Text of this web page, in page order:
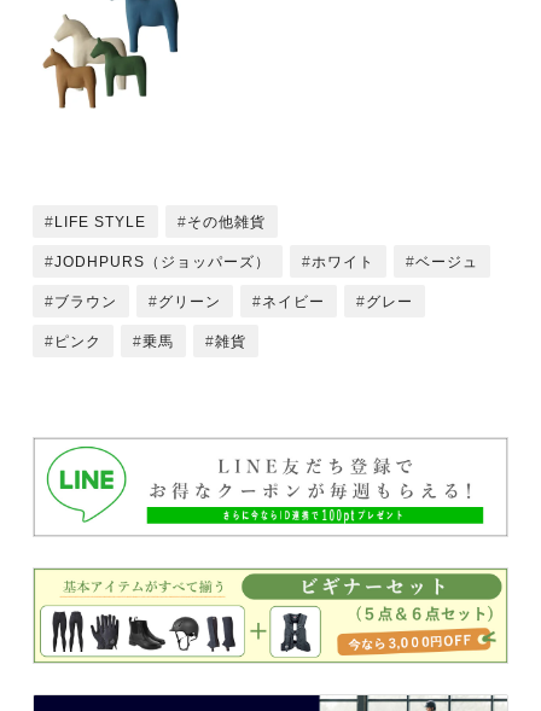
LIFE STYLE その他雑貨
JODHPURS（ジョッパーズ） ホワイト ベージュ
ブラウン グリーン ネイビー グレー
ピンク 乗馬 雑貨